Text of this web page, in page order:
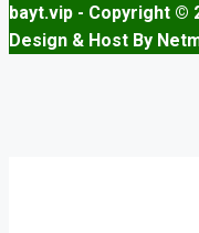
© bayt.vip - Copyright
Design & Host By